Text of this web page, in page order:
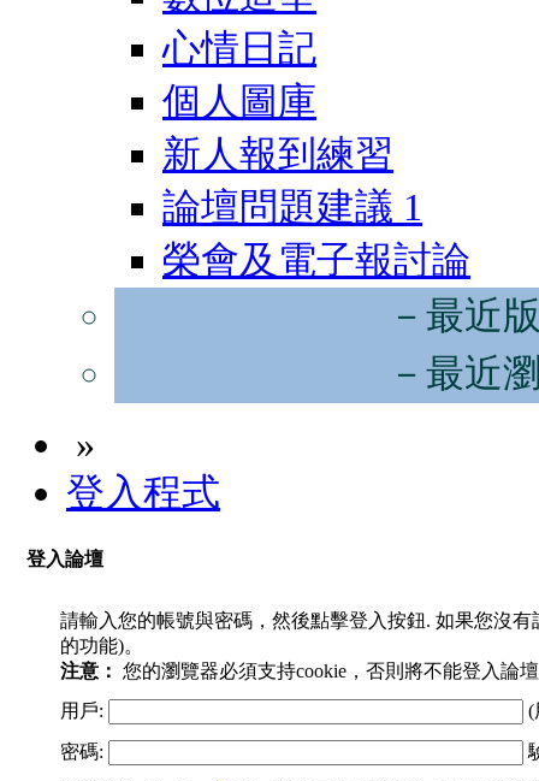
心情日記
個人圖庫
新人報到練習
論壇問題建議 1
榮會及電子報討論
－最近
－最近
»
登入程式
登入論壇
請輸入您的帳號與密碼，然後點擊登入按鈕. 如果您沒
的功能)。
注意： 您的瀏覽器必須支持cookie，否則將不能登入論
用戶:
(
密碼: